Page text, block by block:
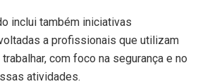
inclui também iniciativas
a profissionais que utilizam
com foco na segurança e no
atividades.